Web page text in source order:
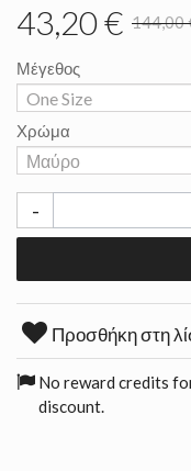
43,20 € 144,00
Μέγεθος
Χρώμα
-
Προσθήκη στη
No reward credits
discount.